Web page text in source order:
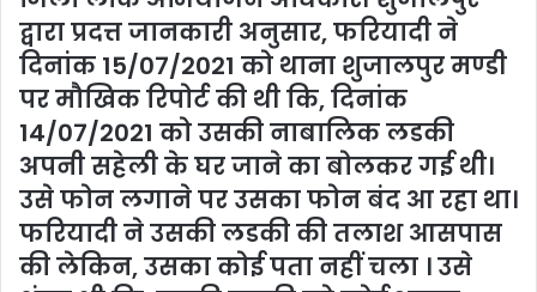
द्वारा प्रदत्त जानकारी अनुसार, फरियादी ने
दिनांक 15/07/2021 को थाना शुजालपुर मण्डी
पर मौखिक रिपोर्ट की थी कि, दिनांक
14/07/2021 को उसकी नाबालिक लडकी
अपनी सहेली के घर जाने का बोलकर गई थी।
उसे फोन लगाने पर उसका फोन बंद आ रहा था।
फरियादी ने उसकी लडकी की तलाश आसपास
की लेकिन, उसका कोई पता नहीं चला । उसे